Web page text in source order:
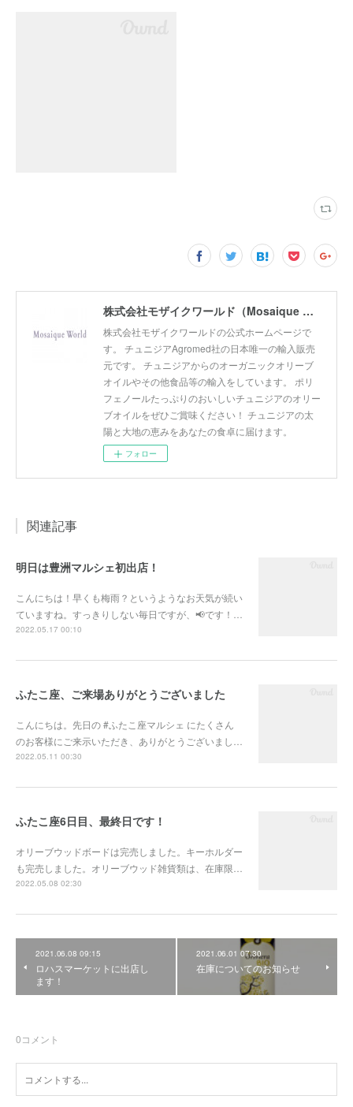
株式会社モザイクワールド（Mosaique World Co.,Ltd)
株式会社モザイクワールドの公式ホームページで
す。 チュニジアAgromed社の日本唯一の輸入販売
元です。 チュニジアからのオーガニックオリーブ
オイルやその他食品等の輸入をしています。 ポリ
フェノールたっぷりのおいしいチュニジアのオリー
ブオイルをぜひご賞味ください！ チュニジアの太
陽と大地の恵みをあなたの食卓に届けます。
フォロー
関連記事
明日は豊洲マルシェ初出店！
こんにちは！早くも梅雨？というようなお天気が続い
ていますね。すっきりしない毎日ですが、📢です！…
2022.05.17 00:10
ふたこ座、ご来場ありがとうございました
こんにちは。先日の #ふたこ座マルシェ にたくさん
のお客様にご来示いただき、ありがとうございまし…
2022.05.11 00:30
ふたこ座6日目、最終日です！
オリーブウッドボードは完売しました。キーホルダー
も完売しました。オリーブウッド雑貨類は、在庫限…
2022.05.08 02:30
2021.06.08 09:15
ロハスマーケットに出店し
ます！
2021.06.01 07:30
在庫についてのお知らせ
0コメント